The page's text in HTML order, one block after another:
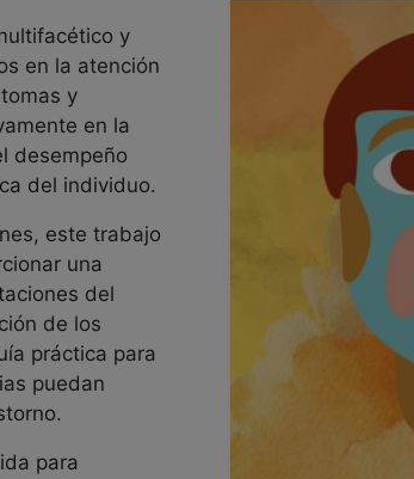
y
en la atención
y
en la
desempeño
del individuo.
este trabajo
una
del
de los
práctica para
puedan
para